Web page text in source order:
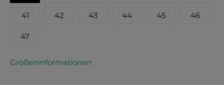
41 42 43 44 45 46
47
Größeninformationen